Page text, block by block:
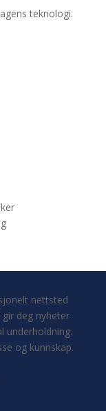
teknologi.
nettsted
deg nyheter
underholdning.
og kunnskap.